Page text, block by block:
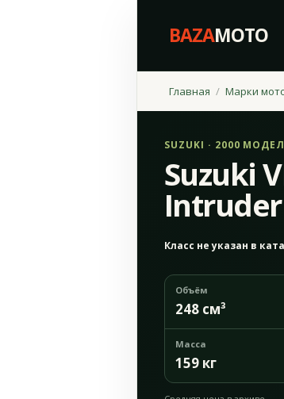
BAZAMOTO
Главная Марки
SUZUKI · 2000
Suzuki
Класс не указан в
Объём
248 см³
Масса
159 кг